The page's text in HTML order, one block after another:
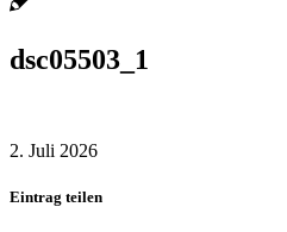
dsc05503_1
2. Juli 2026
Eintrag teilen